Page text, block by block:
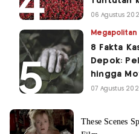
06 Agustus
Megapolitan
8 Fakta
Depok:
hingga
07 Agustus